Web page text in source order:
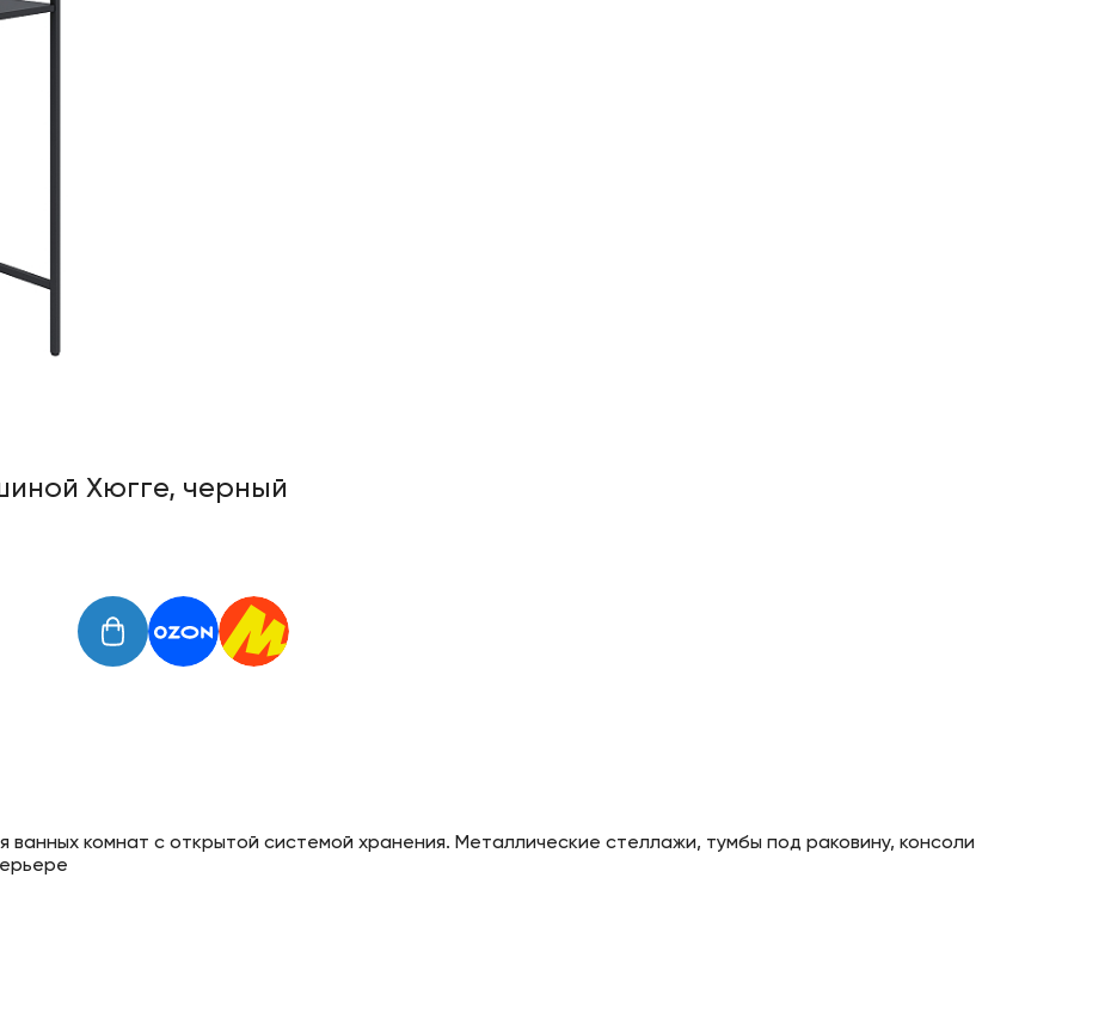
Хюгге, черный
комнат с открытой системой хранения. Металлические стеллажи, тумбы под раковину, консоли